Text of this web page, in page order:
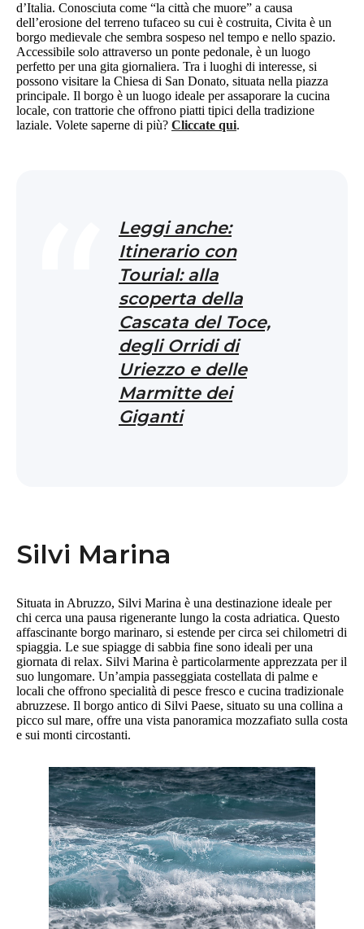
d’Italia. Conosciuta come “la città che muore” a causa
dell’erosione del terreno tufaceo su cui è costruita, Civita è un
borgo medievale che sembra sospeso nel tempo e nello spazio.
Accessibile solo attraverso un ponte pedonale, è un luogo
perfetto per una gita giornaliera. Tra i luoghi di interesse, si
possono visitare la Chiesa di San Donato, situata nella piazza
principale. Il borgo è un luogo ideale per assaporare la cucina
locale, con trattorie che offrono piatti tipici della tradizione
laziale. Volete saperne di più? Cliccate qui.
Leggi anche:
Itinerario con
Tourial: alla
scoperta della
Cascata del Toce,
degli Orridi di
Uriezzo e delle
Marmitte dei
Giganti
Silvi Marina
Situata in Abruzzo, Silvi Marina è una destinazione ideale per
chi cerca una pausa rigenerante lungo la costa adriatica. Questo
affascinante borgo marinaro, si estende per circa sei chilometri di
spiaggia. Le sue spiagge di sabbia fine sono ideali per una
giornata di relax. Silvi Marina è particolarmente apprezzata per il
suo lungomare. Un’ampia passeggiata costellata di palme e
locali che offrono specialità di pesce fresco e cucina tradizionale
abruzzese. Il borgo antico di Silvi Paese, situato su una collina a
picco sul mare, offre una vista panoramica mozzafiato sulla costa
e sui monti circostanti.